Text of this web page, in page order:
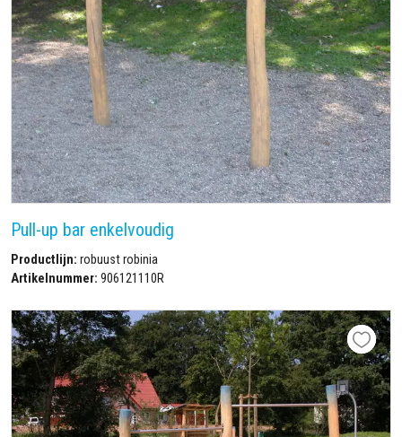
Pull-up bar enkelvoudig
Productlijn: robuust robinia
Artikelnummer: 906121110R